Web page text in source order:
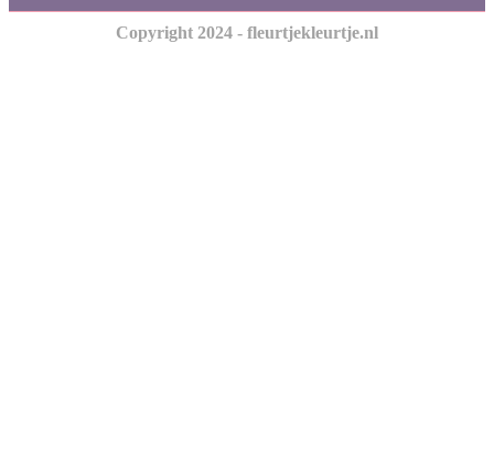
Copyright 2024 - fleurtjekleurtje.nl